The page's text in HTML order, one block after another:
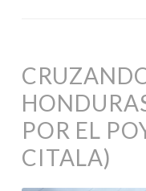
POR EL
CITALA)